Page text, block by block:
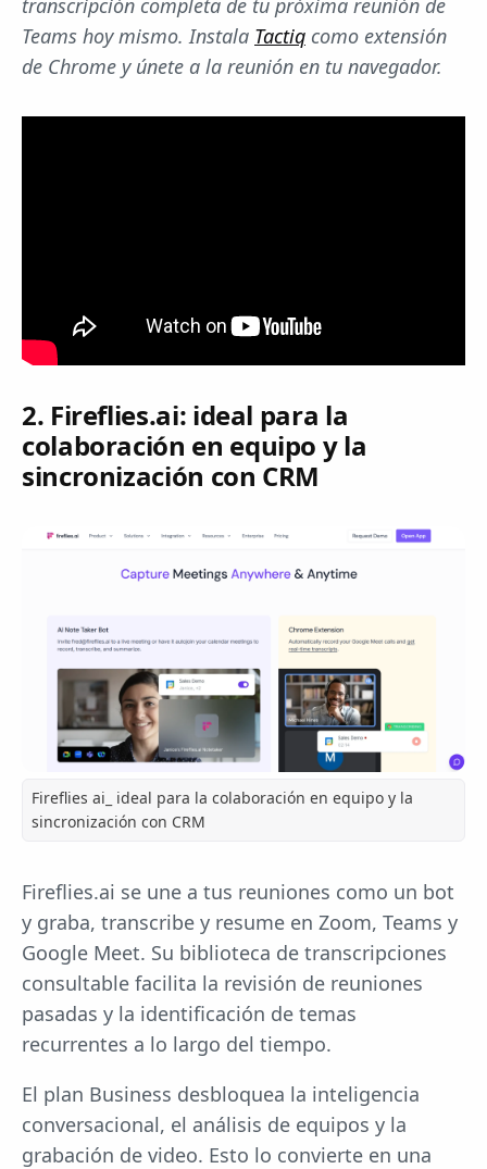
Teams hoy mismo. Instala Tactiq como extensión
de Chrome y únete a la reunión en tu navegador.
2. Fireflies.ai: ideal para la
colaboración en equipo y la
sincronización con CRM
Fireflies ai_ ideal para la colaboración en equipo y la
sincronización con CRM
Fireflies.ai se une a tus reuniones como un bot
y graba, transcribe y resume en Zoom, Teams y
Google Meet. Su biblioteca de transcripciones
consultable facilita la revisión de reuniones
pasadas y la identificación de temas
recurrentes a lo largo del tiempo.
El plan Business desbloquea la inteligencia
conversacional, el análisis de equipos y la
grabación de video. Esto lo convierte en una